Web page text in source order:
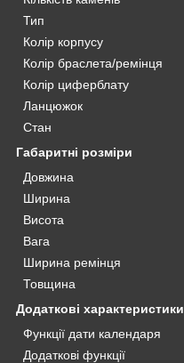
Тип
Колір корпусу
Колір браслета/ремінця
Колір циферблату
Ланцюжок
Стан
Габаритні розміри
Довжина
Ширина
Висота
Вага
Ширина ремінця
Товщина
Додаткові характеристики
Функції дати календаря
Додаткові функції